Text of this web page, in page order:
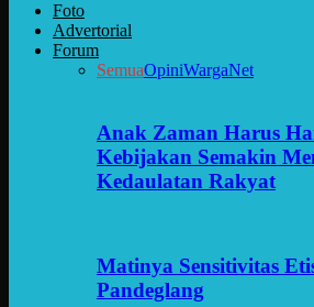
Foto
Advertorial
Forum
SemuaOpiniWargaNet
Anak Zaman Harus
Kebijakan Semakin
Kedaulatan Rakyat
Matinya Sensitivitas
Pandeglang